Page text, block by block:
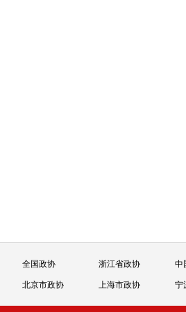
全国政协 浙江省政协 中
北京市政协 上海市政协 宁